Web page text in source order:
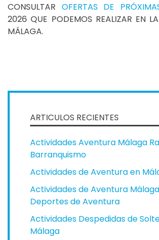
CONSULTAR OFERTAS DE
2026 QUE PODEMOS REALIZAR EN
MÁLAGA.
ARTICULOS RECIENTES
Actividades Aventura Málaga
Barranquismo
Actividades de Aventura en
Actividades de Aventura
Deportes de Aventura
Actividades Despedidas de
Málaga